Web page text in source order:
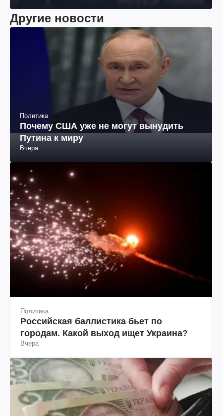
Другие новости
Политика
Почему США уже не могут вынудить
Путина к миру
Вчера
Политика
Российская баллистика бьет по
городам. Какой выход ищет Украина?
Вчера